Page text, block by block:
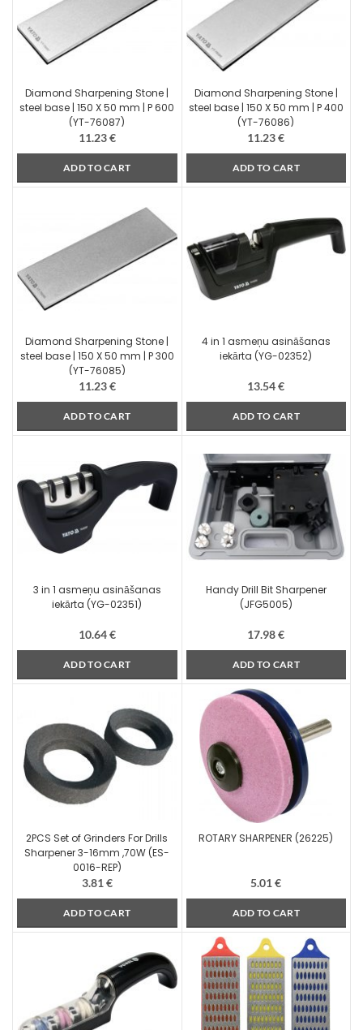
Diamond Sharpening Stone |
steel base | 150 X 50 mm | P 600
(YT-76087)
11.23€
ADD TO CART
Diamond Sharpening Stone |
steel base | 150 X 50 mm | P 400
(YT-76086)
11.23€
ADD TO CART
Diamond Sharpening Stone |
steel base | 150 X 50 mm | P 300
(YT-76085)
11.23€
ADD TO CART
4 in 1 asmeņu asināšanas
iekārta (YG-02352)
13.54€
ADD TO CART
3 in 1 asmeņu asināšanas
iekārta (YG-02351)
10.64€
ADD TO CART
Handy Drill Bit Sharpener
(JFG5005)
17.98€
ADD TO CART
2PCS Set of Grinders For Drills
Sharpener 3-16mm ,70W (ES-
0016-REP)
3.81 €
ADD TO CART
ROTARY SHARPENER (26225)
5.01€
ADD TO CART